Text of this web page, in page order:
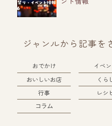
ジャンルから記事を
おでかけ
イベ
おいしいお店
くら
行事
レシ
コラム